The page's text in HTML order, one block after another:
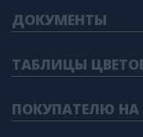
ДОКУМЕНТЫ
ТАБЛИЦЫ
ПОКУПАТЕЛЮ НА